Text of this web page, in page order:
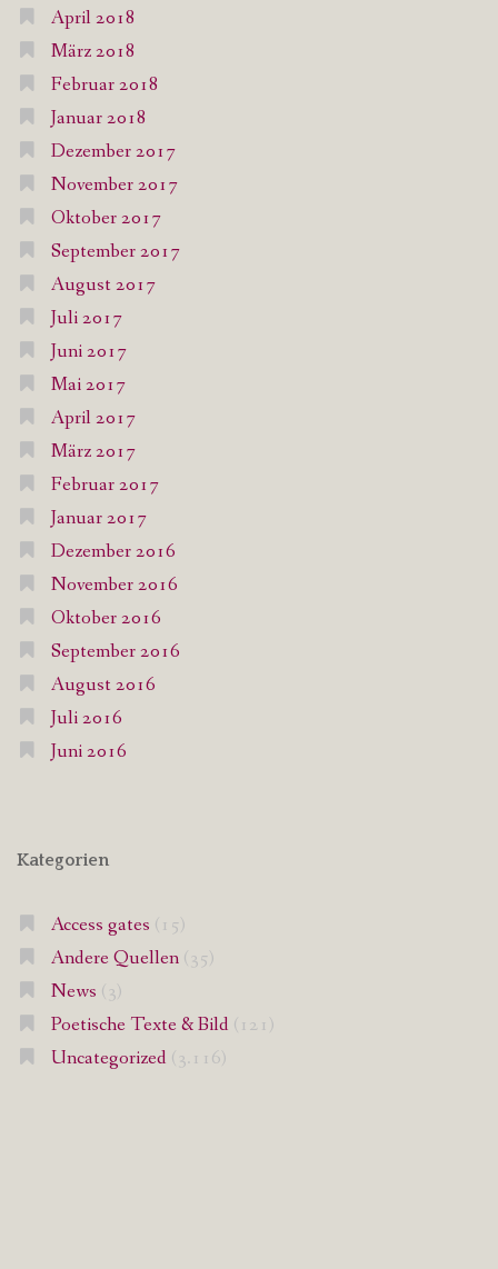
April 2018
März 2018
Februar 2018
Januar 2018
Dezember 2017
November 2017
Oktober 2017
September 2017
August 2017
Juli 2017
Juni 2017
Mai 2017
April 2017
März 2017
Februar 2017
Januar 2017
Dezember 2016
November 2016
Oktober 2016
September 2016
August 2016
Juli 2016
Juni 2016
Kategorien
Access gates (15)
Andere Quellen(35)
News (3)
Poetische Texte & Bild (121)
Uncategorized (3.116)